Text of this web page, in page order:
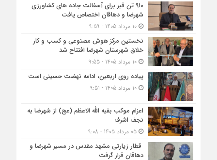
۹۱۰ تن قیر برای آسفالت جاده های کشاورزی
شهرضا و دهاقان اختصاص یافت
10 مرداد 1405 - 9:59
نخستین مرکز هوش مصنوعی و کسب‌ و کار
خلاق شهرستان شهرضا افتتاح شد
10 مرداد 1405 - 9:55
پیاده روی اربعین، ادامه نهضت حسینی است
10 مرداد 1405 - 9:51
اعزام موکب بقیه الله الاعظم (عج) از شهرضا به
نجف اشرف
05 مرداد 1405 - 9:08
قطار زیارتی مشهد مقدس در مسیر شهرضا و
دهاقان قرار گرفت